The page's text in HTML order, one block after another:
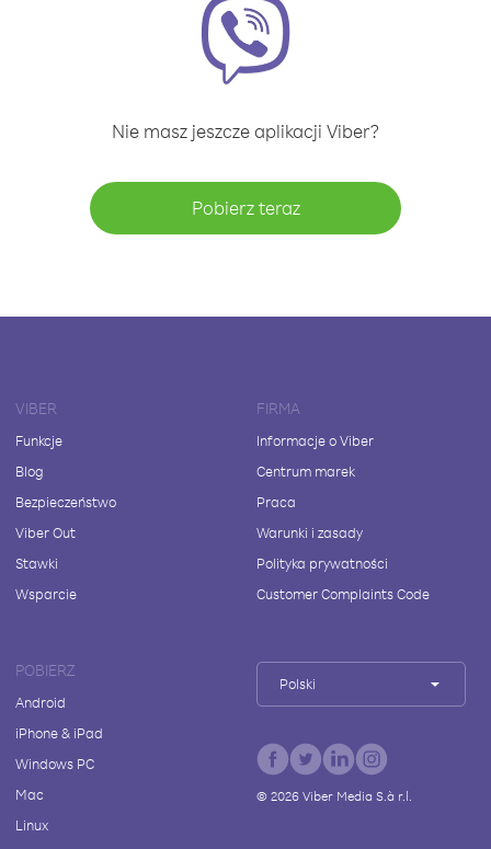
Nie masz jeszcze aplikacji Viber?
Pobierz teraz
VIBER
Funkcje
Blog
Bezpieczeństwo
Viber Out
Stawki
Wsparcie
FIRMA
Informacje o Viber
Centrum marek
Praca
Warunki i zasady
Polityka prywatności
Customer Complaints Code
POBIERZ
Android
iPhone & iPad
Windows PC
Mac
Linux
Polski
© 2026Viber Media S.à r.l.